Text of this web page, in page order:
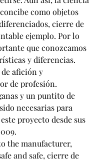
como objetos
cierre de
ejemplo. Por lo
que conozcamos
y diferencias.
afición y
de profesión.
y un puntito de
necesarias para
proyecto desde sus
the manufacturer,
and safe, cierre de